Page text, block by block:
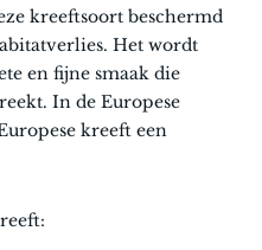
kreeftsoort beschermd
Het wordt
en fijne smaak die
In de Europese
kreeft een